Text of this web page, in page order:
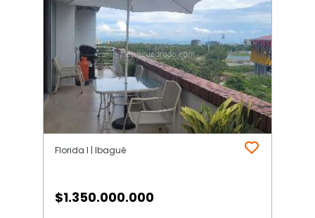
Florida I | Ibagué
$1.350.000.000